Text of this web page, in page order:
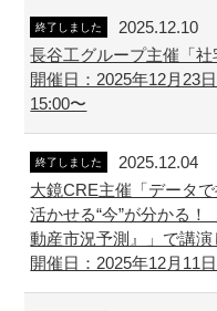
終了しました
2025.12.10
長谷工グループ主催「社
開催日：2025年12月23
15:00〜
終了しました
2025.12.04
大鏡CRE主催「データ
活かせる“今”が分かる
動産市況予測』」で講演
開催日：2025年12月11